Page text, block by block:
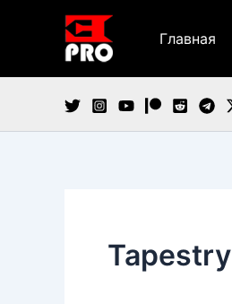
содержимому
Главная
Tapestry